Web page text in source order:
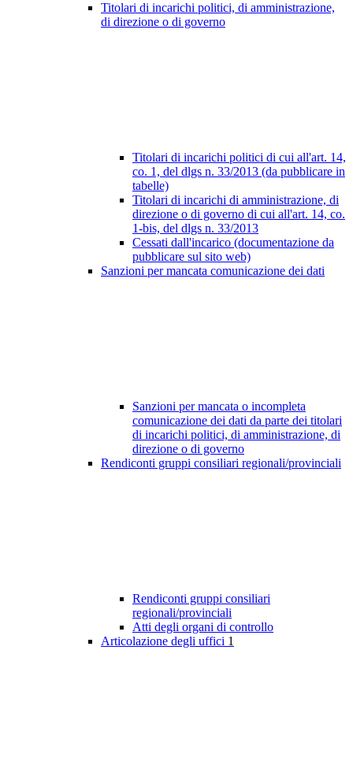
Titolari di incarichi politici, di amministrazione,
di direzione o di governo
Titolari di incarichi politici di cui all'art. 14,
co. 1, del dlgs n. 33/2013 (da pubblicare in
tabelle)
Titolari di incarichi di amministrazione, di
direzione o di governo di cui all'art. 14, co.
1-bis, del dlgs n. 33/2013
Cessati dall'incarico (documentazione da
pubblicare sul sito web)
Sanzioni per mancata comunicazione dei dati
Sanzioni per mancata o incompleta
comunicazione dei dati da parte dei titolari
di incarichi politici, di amministrazione, di
direzione o di governo
Rendiconti gruppi consiliari regionali/provinciali
Rendiconti gruppi consiliari
regionali/provinciali
Atti degli organi di controllo
Articolazione degli uffici 1